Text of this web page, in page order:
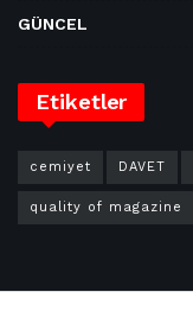
GÜNCEL
Etiketler
cemiyet DAVET
quality of magazine